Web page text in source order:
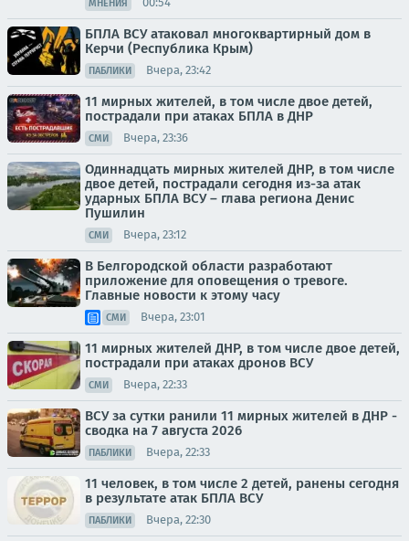
МНЕНИЯ
БПЛА ВСУ атаковал многоквартирный дом в
Керчи (Республика Крым)
ПАБЛИКИ Вчера, 23:42
11 мирных жителей, в том числе двое детей,
пострадали при атаках БПЛА в ДНР
СМИ Вчера, 23:36
Одиннадцать мирных жителей ДНР, в том числе
двое детей, пострадали сегодня из-за атак
ударных БПЛА ВСУ – глава региона Денис
Пушилин
СМИ Вчера, 23:12
В Белгородской области разработают
приложение для оповещения о тревоге.
Главные новости к этому часу
СМИ Вчера, 23:01
11 мирных жителей ДНР, в том числе двое детей,
пострадали при атаках дронов ВСУ
СМИ Вчера, 22:33
ВСУ за сутки ранили 11 мирных жителей в ДНР -
сводка на 7 августа 2026
ПАБЛИКИ Вчера, 22:33
11 человек, в том числе 2 детей, ранены сегодня
в результате атак БПЛА ВСУ
ПАБЛИКИ Вчера, 22:30